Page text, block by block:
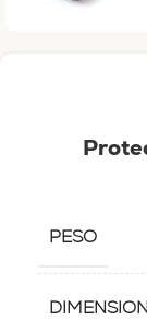
PESO